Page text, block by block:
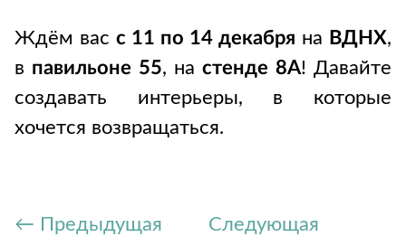
Ждём вас с 11 по 14 декабря на ВДНХ,
в павильоне 55, настенде 8А! Давайте
создавать интерьеры, в которые
хочется возвращаться.
← Предыдущая
Следующая